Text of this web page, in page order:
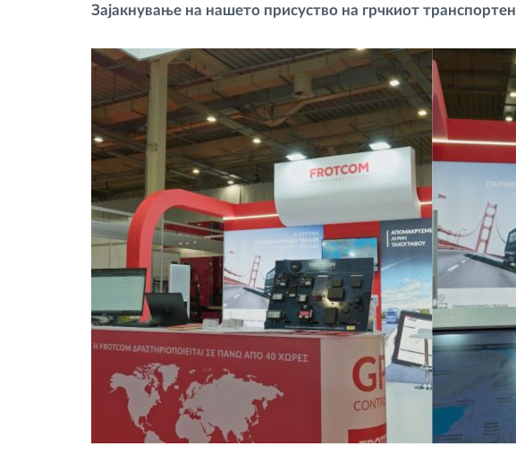
Контрола на пристап
Управување со горивото
Планирање и следење на рутите
Автоматска идентификација на
возачите
Откријте ги сите можности
Зајакнување на нашето присуство на грчкиот